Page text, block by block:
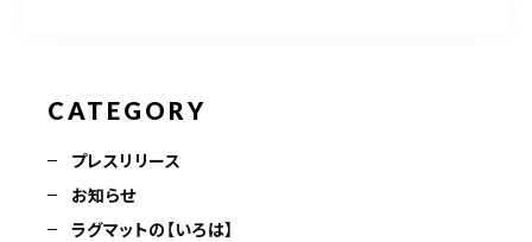
CATEGORY
プレスリリース
お知らせ
ラグマットの【いろは】